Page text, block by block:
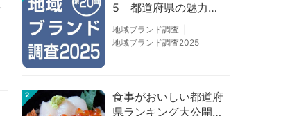
5 都道府県の魅力度
等調査結果
地域ブランド調査
地域ブランド調査2025
2
食事がおいしい都道府
県ランキング大公開！